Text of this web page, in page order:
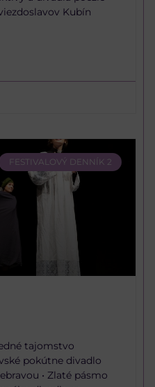
Kubín
FESTIVALOVÝ DENNÍK 2
tajomstvo
pokútne divadlo
• Zlaté pásmo